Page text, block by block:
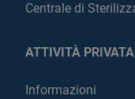
Centrale di
ATTIVITÀ PRIVATA
Informazioni